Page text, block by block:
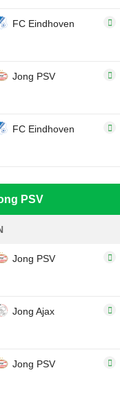
FC Eindhoven
Jong PSV
FC Eindhoven
PSV
Jong PSV
Jong Ajax
Jong PSV